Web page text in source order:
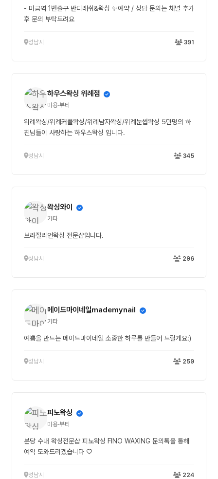
- 미금역 1번출구 반디래쉬&왁싱 ✨예약 / 상담 문의는 채널 추가
후 문의 부탁드려요
성남시 391
하우스왁싱 위례점
미용·뷰티
위례왁싱/위례커플왁싱/위례남자왁싱/위례눈썹왁싱 5만명의 하
친님들이 사랑하는 하우스왁싱 입니다.
성남시 345
왁싱와이
기타
브라질리언왁싱 전문샵입니다.
성남시 296
메이드마이네일mademynail
기타
예쁨을 만드는 메이드마이네일 소중한 하루를 만들어 드릴게요:)
성남시 259
피노왁싱
미용·뷰티
분당 수내 왁싱전문샵 피노왁싱 FINO WAXING 문의톡을 통해
예약 도와드리겠습니다 ♡
성남시 224